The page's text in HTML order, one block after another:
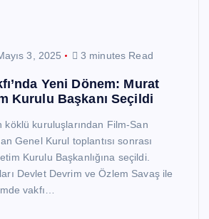
3, 2025 3 minutes Read
Yeni Dönem: Murat
Kurulu Başkanı Seçildi
köklü kuruluşlarından Film-San
Genel Kurul toplantısı sonrası
Kurulu Başkanlığına seçildi.
Devlet Devrim ve Özlem Savaş ile
vakfı…